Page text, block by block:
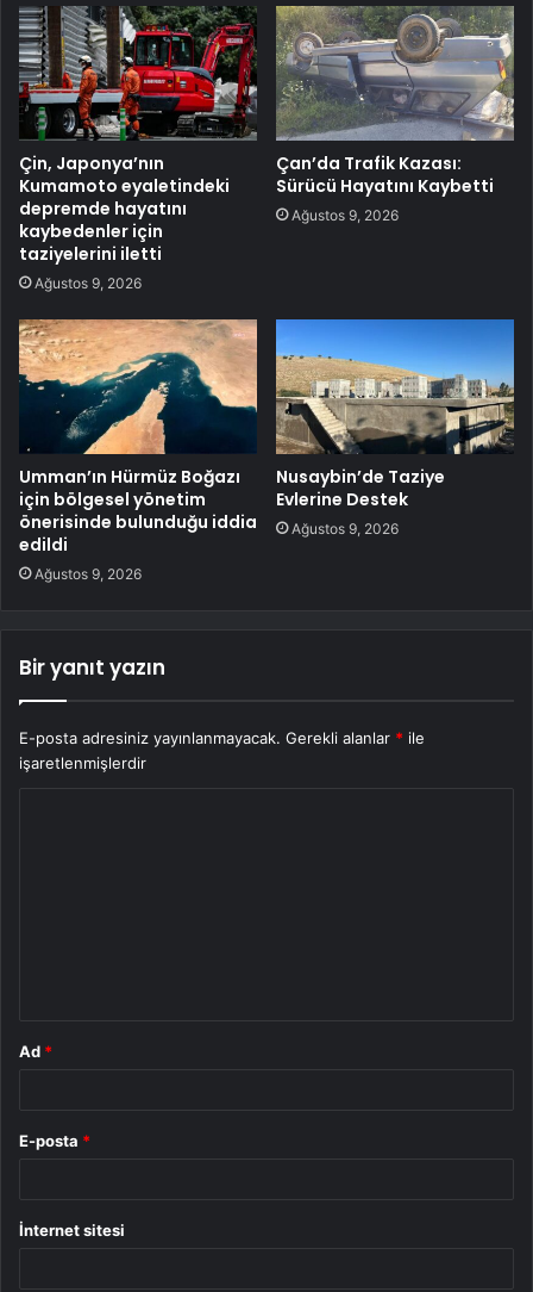
Çin, Japonya’nın
Kumamoto eyaletindeki
depremde hayatını
kaybedenler için
taziyelerini iletti
Ağustos 9, 2026
Çan’da Trafik Kazası:
Sürücü Hayatını Kaybetti
Ağustos 9, 2026
Umman’ın Hürmüz Boğazı
için bölgesel yönetim
önerisinde bulunduğu iddia
edildi
Ağustos 9, 2026
Nusaybin’de Taziye
Evlerine Destek
Ağustos 9, 2026
Bir yanıt yazın
E-posta adresiniz yayınlanmayacak. Gerekli alanlar * ile
işaretlenmişlerdir
Ad *
E-posta *
İnternet sitesi